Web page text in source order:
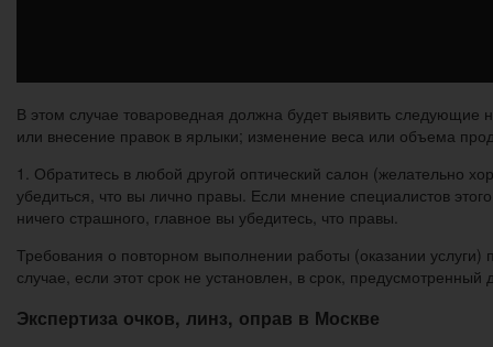
В этом случае товароведная должна будет выявить следующие
или внесение правок в ярлыки; изменение веса или объема
1. Обратитесь в любой другой оптический салон (желательно
убедиться, что вы лично правы. Если мнение специалистов
ничего страшного, главное вы убедитесь, что правы.
Требования о повторном выполнении работы (оказании
случае, если этот срок не установлен, в срок,
Экспертиза очков, линз, оправ в Москве